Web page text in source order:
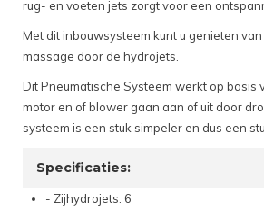
rug- en voeten jets zorgt voor een
Met dit inbouwsysteem kunt u genieten
massage door de hydrojets.
Dit Pneumatische Systeem werkt op basis
motor en of blower gaan aan of uit door
systeem is een stuk simpeler en dus een
Specificaties:
- Zijhydrojets: 6